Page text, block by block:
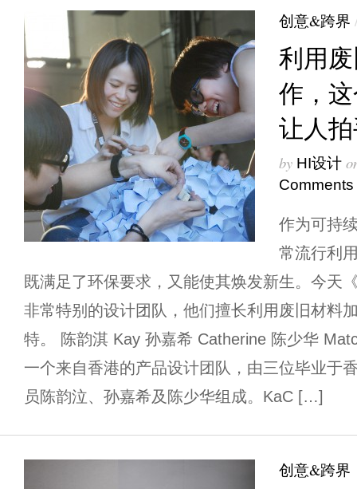
创意&跨界
利用
作，
让人
by HI设计
Comments
作为可持
常流行利
既满足了环保要求，又能使其焕发新生。今天
非常特别的设计团队，他们擅长利用废旧材料
特。 陈韵淇 Kay 孙嘉希 Catherine 陈少华
一个来自香港的产品设计团队，由三位毕业于
员陈韵泣、孙嘉希及陈少华组成。KaC […]
创意&跨界